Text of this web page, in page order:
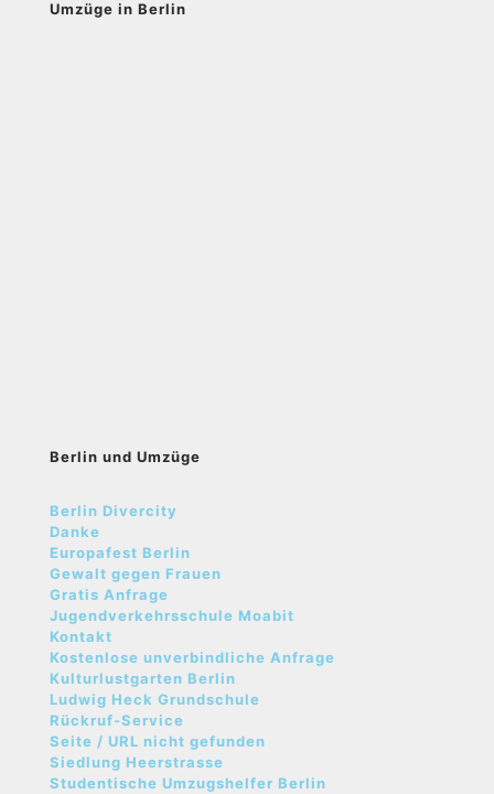
Umzüge in Berlin
Berlin und Umzüge
Berlin Divercity
Danke
Europafest Berlin
Gewalt gegen Frauen
Gratis Anfrage
Jugendverkehrsschule Moabit
Kontakt
Kostenlose unverbindliche Anfrage
Kulturlustgarten Berlin
Ludwig Heck Grundschule
Rückruf-Service
Seite / URL nicht gefunden
Siedlung Heerstrasse
Studentische Umzugshelfer Berlin